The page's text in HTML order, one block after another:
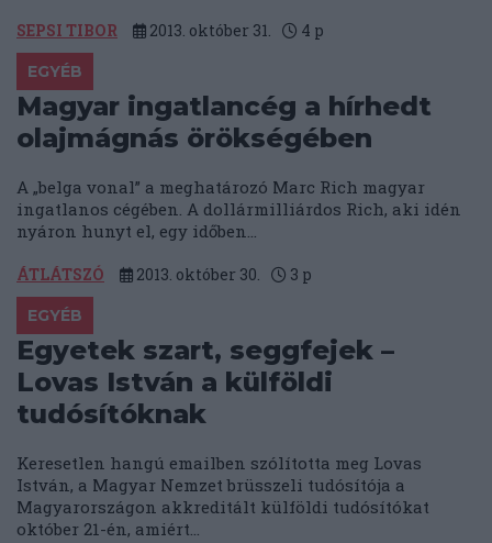
SEPSI TIBOR 2013. október 31. 4 p
EGYÉB
Magyar ingatlancég a hírhedt
olajmágnás örökségében
A „belga vonal” a meghatározó Marc Rich magyar
ingatlanos cégében. A dollármilliárdos Rich, aki idén
nyáron hunyt el, egy időben...
ÁTLÁTSZÓ 2013. október 30. 3 p
EGYÉB
Egyetek szart, seggfejek –
Lovas István a külföldi
tudósítóknak
Keresetlen hangú emailben szólította meg Lovas
István, a Magyar Nemzet brüsszeli tudósítója a
Magyarországon akkreditált külföldi tudósítókat
október 21-én, amiért...